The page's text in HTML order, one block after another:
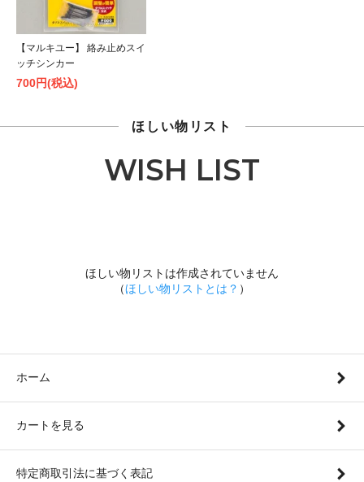
【マルキユー】 絡み止めスイ
ッチシンカー
700円(税込)
ほしい物リスト
WISH LIST
ほしい物リストは作成されていません
（ほしい物リストとは？ ）
ホーム
カートを見る
特定商取引法に基づく表記